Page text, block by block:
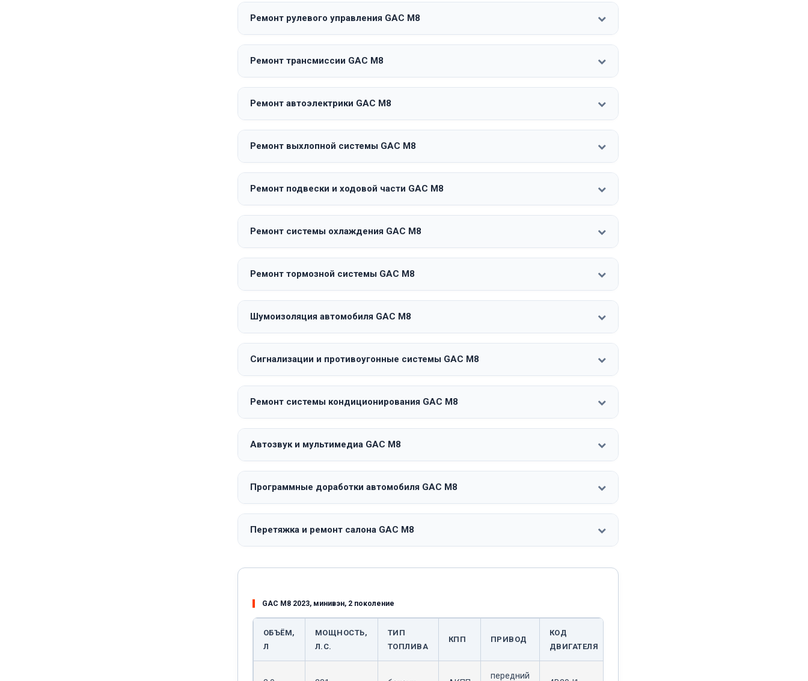
Ремонт рулевого управления GAC M8
Ремонт трансмиссии GAC M8
Ремонт автоэлектрики GAC M8
Ремонт выхлопной системы GAC M8
Ремонт подвески и ходовой части GAC M8
Ремонт системы охлаждения GAC M8
Ремонт тормозной системы GAC M8
Шумоизоляция автомобиля GAC M8
Сигнализации и противоугонные системы GAC M8
Ремонт системы кондиционирования GAC M8
Автозвук и мультимедиа GAC M8
Программные доработки автомобиля GAC M8
Перетяжка и ремонт салона GAC M8
GAC M8 2023, минивэн, 2 поколение
ОБЪЁМ,
Л
МОЩНОСТЬ,
Л.С.
ТИП
ТОПЛИВА
КПП ПРИВОД
КОД
ДВИГАТЕЛЯ
передний